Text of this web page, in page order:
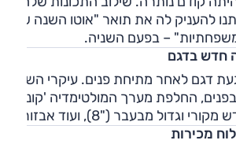
– בפעם השניה.
חדש בדגם
דגם לאחר מתיחת פנים. עיקרי השינוי
החלפת מערך המולטימדיה
וגדול מבעבר ("8), ועוד אבזור.
מכירות